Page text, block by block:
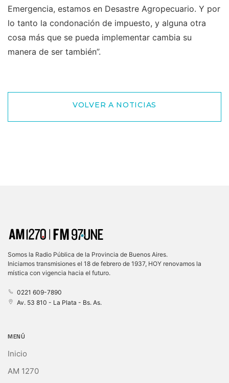
Emergencia, estamos en Desastre Agropecuario. Y por
lo tanto la condonación de impuesto, y alguna otra
cosa más que se pueda implementar cambia su
manera de ser también”.
VOLVER A NOTICIAS
Somos la Radio Pública de la Provincia de Buenos Aires.
Iniciamos transmisiones el 18 de febrero de 1937, HOY renovamos la
mística con vigencia hacia el futuro.
0221 609-7890
Av. 53 810 - La Plata - Bs. As.
MENÚ
Inicio
AM 1270